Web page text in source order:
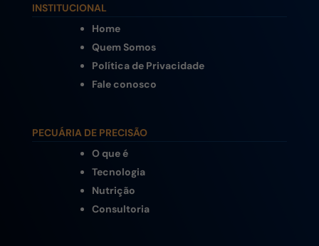
INSTITUCIONAL
Home
Quem Somos
Política de Privacidade
Fale conosco
PECUÁRIA DE PRECISÃO
O que é
Tecnologia
Nutrição
Consultoria